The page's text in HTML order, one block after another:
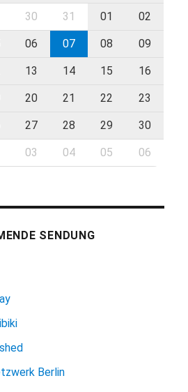
30 31 01 02
06 07 08 09
13 14 15 16
20 21 22 23
27 28 29 30
03 04 05 06
SENDUNG
Berlin